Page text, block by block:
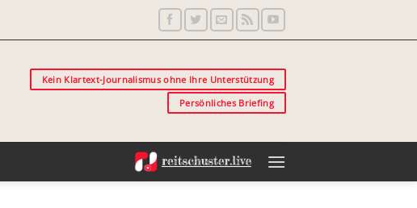
Kein Klartext-Journalismus ohne Ihre Unterstützung
Persönliches Briefing